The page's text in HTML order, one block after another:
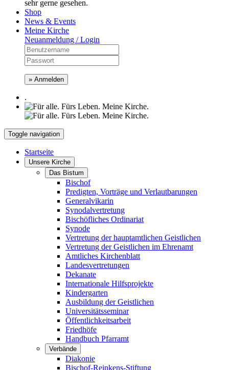
sehr gerne gesehen.
Shop
News & Events
Meine Kirche
Neuanmeldung / Login
» Anmelden
.
Toggle navigation
Startseite
Unsere Kirche
Das Bistum
Bischof
Predigten, Vorträge und Verlautbarungen
Generalvikarin
Synodalvertretung
Bischöfliches Ordinariat
Synode
Vertretung der hauptamtlichen Geistlichen
Vertretung der Geistlichen im Ehrenamt
Amtliches Kirchenblatt
Landesvertretungen
Dekanate
Internationale Hilfsprojekte
Kindergarten
Ausbildung der Geistlichen
Universitätsseminar
Öffentlichkeitsarbeit
Friedhöfe
Handbuch Pfarramt
Verbände
Diakonie
Bischof-Reinkens-Stiftung